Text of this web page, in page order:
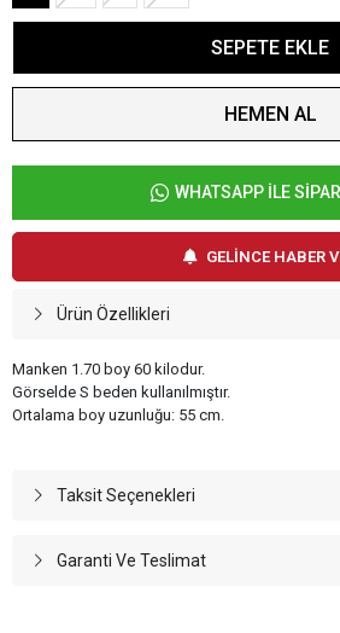
SEPETE EKLE
HEMEN AL
WHATSAPP İLE
GELİNCE HABER
Ürün Özellikleri
Manken 1.70 boy 60 kilodur.
Görselde S beden kullanılmıştır.
Ortalama boy uzunluğu: 55 cm.
Taksit Seçenekleri
Garanti Ve Teslimat